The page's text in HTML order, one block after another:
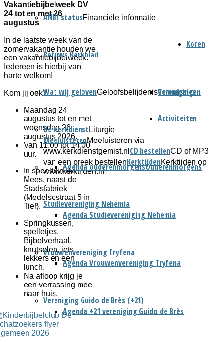
ANBI statusFinanciële informatie
Betuws Kerkblad
Wat wij gelovenGeloofsbelijdenis
De kerkdienst Liturgie
MeeluisterenMeeluisteren via
www.kerkdienstgemist.nl CD bestellenCD of MP3
van een preek bestellenKerktijdenKerktijden op
www.kerktijden.nl
Verenigingen
Ouderenmorgens
Agenda ouderenmorgens
Studievereniging Nehemia
Agenda Studievereniging Nehemia
Vrouwenvereniging Tryfena
Agenda Vrouwenvereniging Tryfena
Vereniging Guido de Brès (+21)
Agenda +21 vereniging Guido de Brès
Koren
Commissies
Activiteiten
Vakantiebijbelweek DV
24 tot en met 26
augustus
In de laatste week van de
zomervakantie houden we
een vakantiebijbelweek.
Iedereen is hierbij van
harte welkom!
Kom jij ook?
Maandag 24
augustus tot en met
woensdag 26
augustus 2026.
Van 11.00 tot 14.00
uur.
In speeltuin De
Mees, naast de
Stadsfabriek
(Medelsestraat 5 in
Tiel).
Springkussen,
spelletjes,
Bijbelverhaal,
knutselen, iets
lekkers en een
lunch.
Na afloop krijg je
een verrassing mee
naar huis.